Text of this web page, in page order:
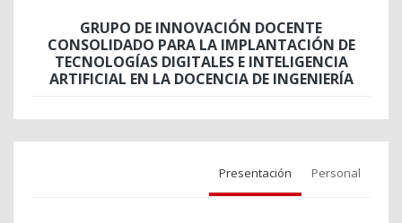
GRUPO DE INNOVACIÓN DOCENTE
CONSOLIDADO PARA LA IMPLANTACIÓN DE
TECNOLOGÍAS DIGITALES E INTELIGENCIA
ARTIFICIAL EN LA DOCENCIA DE INGENIERÍA
Presentación Personal